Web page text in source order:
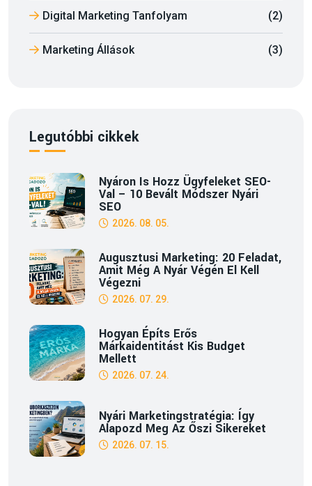
Digital Marketing Tanfolyam (2)
Marketing Állások (3)
Legutóbbi cikkek
Nyáron Is Hozz Ügyfeleket SEO-
Val – 10 Bevált Módszer Nyári
SEO
2026. 08. 05.
Augusztusi Marketing: 20 Feladat,
Amit Még A Nyár Végén El Kell
Végezni
2026. 07. 29.
Hogyan Építs Erős
Márkaidentitást Kis Budget
Mellett
2026. 07. 24.
Nyári Marketingstratégia: Így
Alapozd Meg Az Őszi Sikereket
2026. 07. 15.